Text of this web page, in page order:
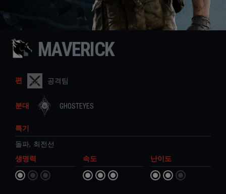
MAVERICK
편 공격팀
분대 GHOSTEYES
특기
돌파, 최전선
생명력
속도 난이도